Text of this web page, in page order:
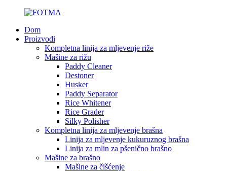
Dom
Proizvodi
Kompletna linija za mljevenje riže
Mašine za rižu
Paddy Cleaner
Destoner
Husker
Paddy Separator
Rice Whitener
Rice Grader
Silky Polisher
Kompletna linija za mljevenje brašna
Linija za mljevenje kukuruznog brašna
Linija za mlin za pšenično brašno
Mašine za brašno
Mašine za čišćenje